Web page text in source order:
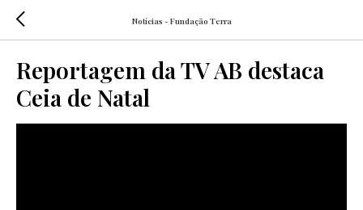
Notícias - Fundação Terra
Reportagem da TV AB destaca
Ceia de Natal